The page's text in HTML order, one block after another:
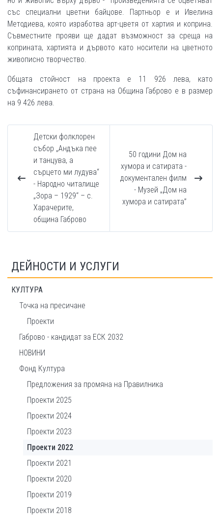
със специални цветни байцове. Партньор е и Ивелина
Методиева, която изработва арт-цветя от хартия и коприна.
Съвместните прояви ще дадат възможност за среща на
коприната, хартията и дървото като носители на цветното
живописно творчество.
Общата стойност на проекта е 11 926 лева, като
съфинансирането от страна на Община Габрово е в размер
на 9 426 лева.
Детски фолклорен
събор „Андъка пее
и танцува, а
сърцето ми лудува“
- Народно читалище
„Зора – 1929“ – с.
Харачерите,
община Габрово
50 години Дом на
хумора и сатирата -
документален филм
- Музей „Дом на
хумора и сатирата”
ДЕЙНОСТИ И УСЛУГИ
КУЛТУРА
Точка на пресичане
Проекти
Габрово - кандидат за ЕСК 2032
НОВИНИ
Фонд Култура
Предложения за промяна на Правилника
Проекти 2025
Проекти 2024
Проекти 2023
Проекти 2022
Проекти 2021
Проекти 2020
Проекти 2019
Проекти 2018